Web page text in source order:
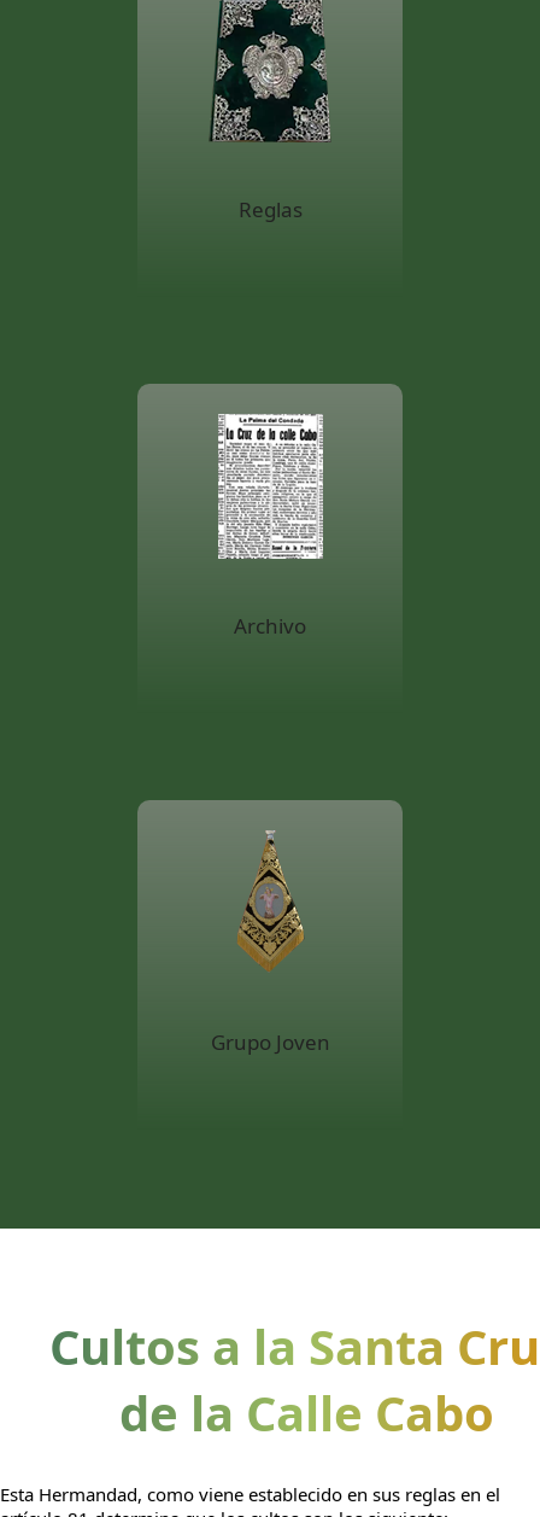
Reglas
Archivo
Grupo Joven
Cultos a la Santa
de la Calle Cabo
Esta Hermandad, como viene establecido en sus reglas en el